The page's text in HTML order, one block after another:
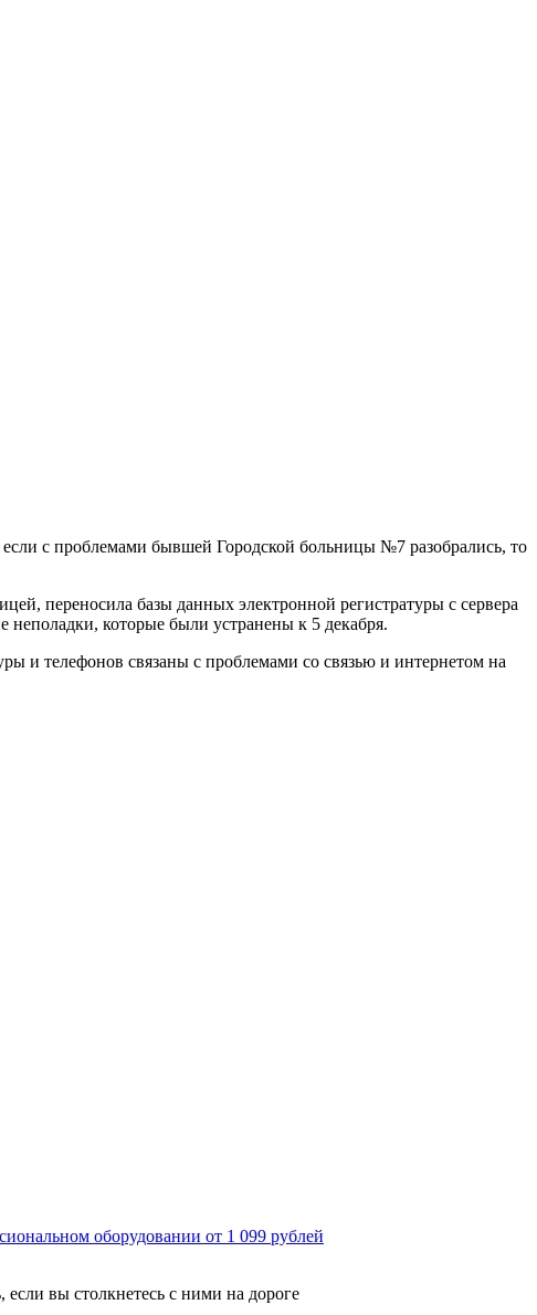
с проблемами бывшей Городской больницы №7 разобрались, то
переносила базы данных электронной регистратуры с сервера
которые были устранены к 5 декабря.
и телефонов связаны с проблемами со связью и интернетом на
оборудовании от 1 099 рублей
вы столкнетесь с ними на дороге